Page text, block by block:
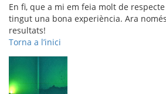
En fi, que a mi em feia molt de
tingut una bona experiència. Ara
resultats!
Torna a l’inici